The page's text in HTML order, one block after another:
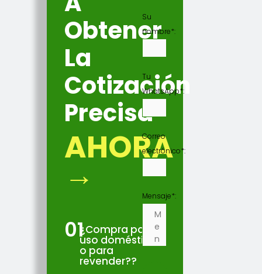
Obtener
La
Cotización
Precisa
AHORA
→
01¿Compra para
uso doméstico
o para
revender??
Su
nombre*:
Tu
WhatsApp*:
Correo
electrónico*:
Mensaje*: